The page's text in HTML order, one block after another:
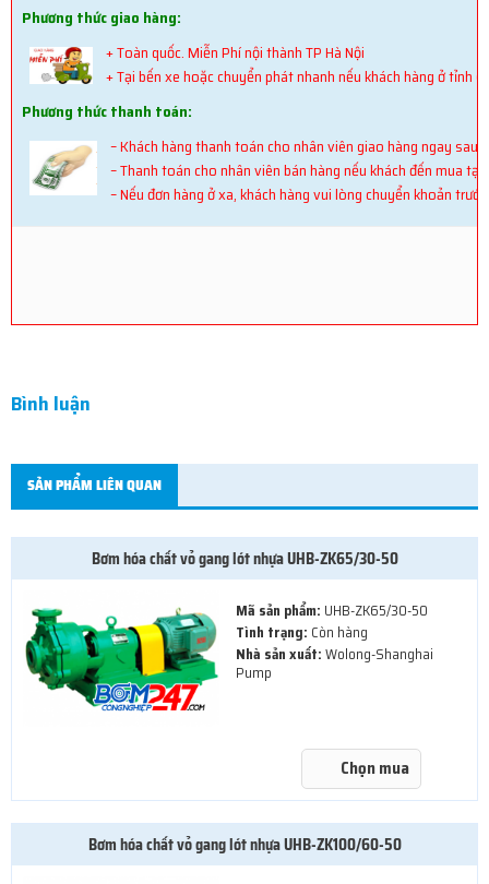
Phương thức giao hàng:
+ Toàn quốc. Miễn Phí nội thành TP Hà Nội
+ Tại bến xe hoặc chuyển phát nhanh nếu khách hàng ở tỉnh
Phương thức thanh toán:
– Khách hàng thanh toán cho nhân viên giao hàng ngay sau
– Thanh toán cho nhân viên bán hàng nếu khách đến mua tại
– Nếu đơn hàng ở xa, khách hàng vui lòng chuyển khoản trước
Bình luận
SẢN PHẨM LIÊN QUAN
Bơm hóa chất vỏ gang lót nhựa UHB-ZK65/30-50
Mã sản phẩm: UHB-ZK65/30-50
Tình trạng: Còn hàng
Nhà sản xuất:Wolong-Shanghai
Pump
Chọn mua
Bơm hóa chất vỏ gang lót nhựa UHB-ZK100/60-50